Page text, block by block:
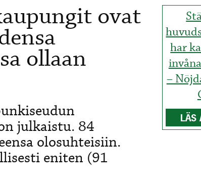
har
–
LÄS
ovat
ollaan
julkaistu. 84
olosuhteisiin.
eniten (91